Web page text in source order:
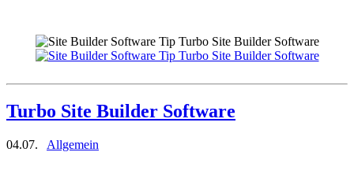
Turbo Site Builder Software
04.07. Allgemein